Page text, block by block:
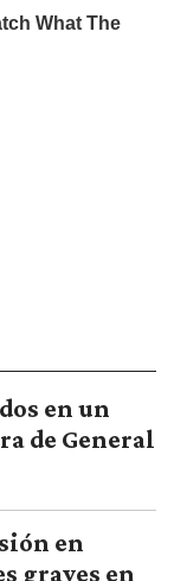
en un
de General
en
graves en